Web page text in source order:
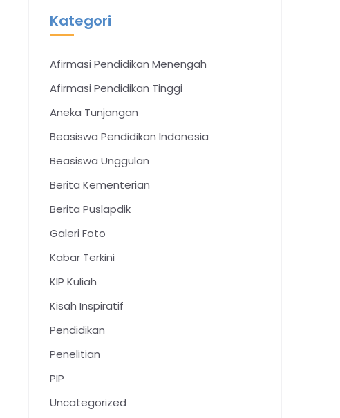
Kategori
Afirmasi Pendidikan Menengah
Afirmasi Pendidikan Tinggi
Aneka Tunjangan
Beasiswa Pendidikan Indonesia
Beasiswa Unggulan
Berita Kementerian
Berita Puslapdik
Galeri Foto
Kabar Terkini
KIP Kuliah
Kisah Inspiratif
Pendidikan
Penelitian
PIP
Uncategorized